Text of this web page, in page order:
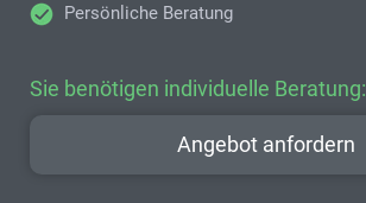
Persönliche Beratung
Sie benötigen individuelle Beratung:
Angebot anfordern